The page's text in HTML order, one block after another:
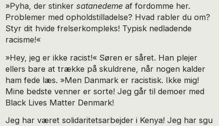
»Pyha, der stinkersatanedemeaf fordomme her.
Problemer med opholdstilladelse? Hvad rabler du om?
Styr dit hvide frelserkompleks! Typisk nedladende
racisme!«
»Hey, jeg er ikke racist!« Søren er såret. Han plejer
ellers bare at trække på skuldrene, når nogen kalder
ham fede læs. »Men Danmark er racistisk. Ikke mig!
Mine bedste venner er sorte! Jeg går til demoer med
Black Lives Matter Denmark!
Jeg har været solidaritetsarbejder i Kenya! Jeg har sgu